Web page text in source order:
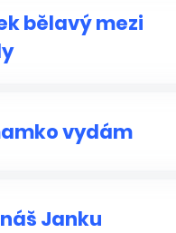
bělavý mezi
vydám
Janku